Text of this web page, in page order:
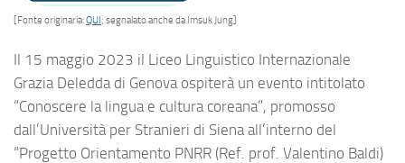
[Fonte originaria:QUI; segnalato anche da Imsuk Jung]
Il 15 maggio 2023 il Liceo Linguistico Internazionale
Grazia Deledda di Genova ospiterà un evento intitolato
“Conoscere la lingua e cultura coreana”, promosso
dall’Università per Stranieri di Siena all’interno del
“Progetto Orientamento PNRR (Ref. prof. Valentino Baldi)